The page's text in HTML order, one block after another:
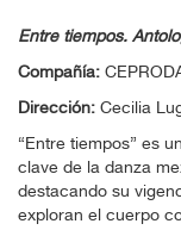
Entre tiempos.
Compañía:
Dirección: Cecilia
“Entre tiempos” es
clave de la danza
destacando su
exploran el cuerpo